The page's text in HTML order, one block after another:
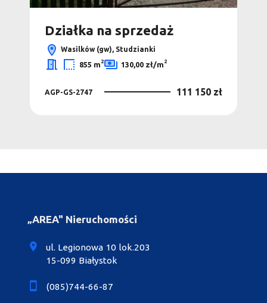
Działka na sprzedaż
Wasilków (gw), Studzianki
855 m2 130,00 zł/m2
AGP-GS-2747 111 150 zł
„AREA" Nieruchomości
ul. Legionowa 10 lok.203
15-099 Białystok
(085)744-66-87